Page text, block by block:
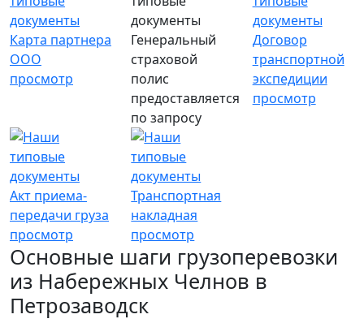
Карта партнера
ООО
просмотр
Генеральный
страховой
полис
предоставляется
по запросу
Договор
транспортной
экспедиции
просмотр
Акт приема-
передачи груза
просмотр
Транспортная
накладная
просмотр
Основные шаги грузоперевозки
из Набережных Челнов в
Петрозаводск